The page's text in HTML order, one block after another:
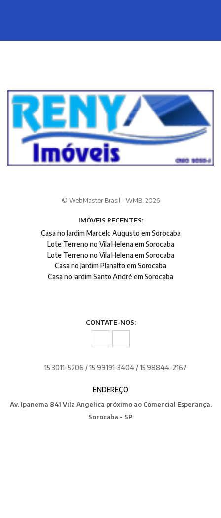
© WebMaster Brasil - WMB. 2026
IMÓVEIS RECENTES:
Casa no Jardim Marcelo Augusto em Sorocaba
Lote Terreno no Vila Helena em Sorocaba
Lote Terreno no Vila Helena em Sorocaba
Casa no Jardim Planalto em Sorocaba
Casa no Jardim Santo André em Sorocaba
CONTATE-NOS:
15 3011-5206 / 15 99191-3404 / 15 98844-2167
ENDEREÇO
Av. Ipanema 841 Vila Angelica próximo ao Comercial Esperança,
Sorocaba - SP